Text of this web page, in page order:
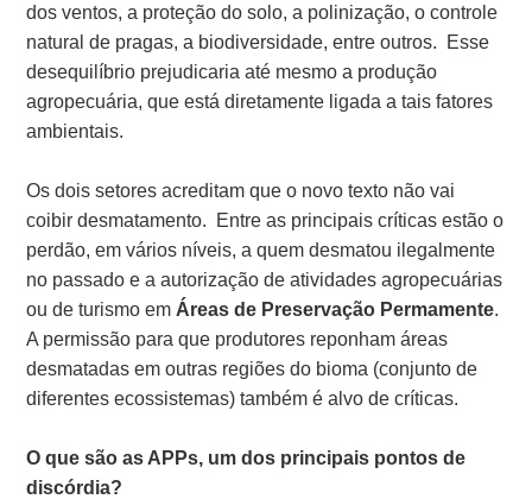
dos ventos, a proteção do solo, a polinização, o controle
natural de pragas, a biodiversidade, entre outros. Esse
desequilíbrio prejudicaria até mesmo a produção
agropecuária, que está diretamente ligada a tais fatores
ambientais.
Os dois setores acreditam que o novo texto não vai
coibir desmatamento. Entre as principais críticas estão o
perdão, em vários níveis, a quem desmatou ilegalmente
no passado e a autorização de atividades agropecuárias
ou de turismo em Áreas de Preservação Permamente.
A permissão para que produtores reponham áreas
desmatadas em outras regiões do bioma (conjunto de
diferentes ecossistemas) também é alvo de críticas.
O que são as APPs, um dos principais pontos de
discórdia?